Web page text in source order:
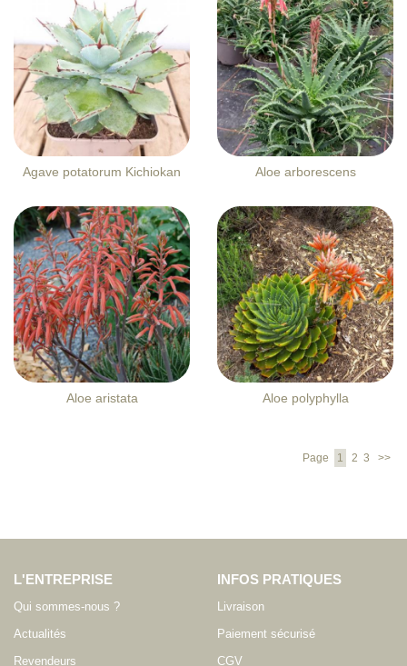
Agave potatorum Kichiokan Aloe arborescens
Aloe aristata Aloe polyphylla
Page 1 2 3 >>
L'ENTREPRISE
Qui sommes-nous ?
Actualités
Revendeurs
INFOS PRATIQUES
Livraison
Paiement sécurisé
CGV